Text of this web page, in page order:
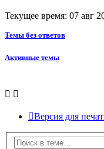
Текущее время: 07 авг
Темы без ответов
Активные темы
Версия для